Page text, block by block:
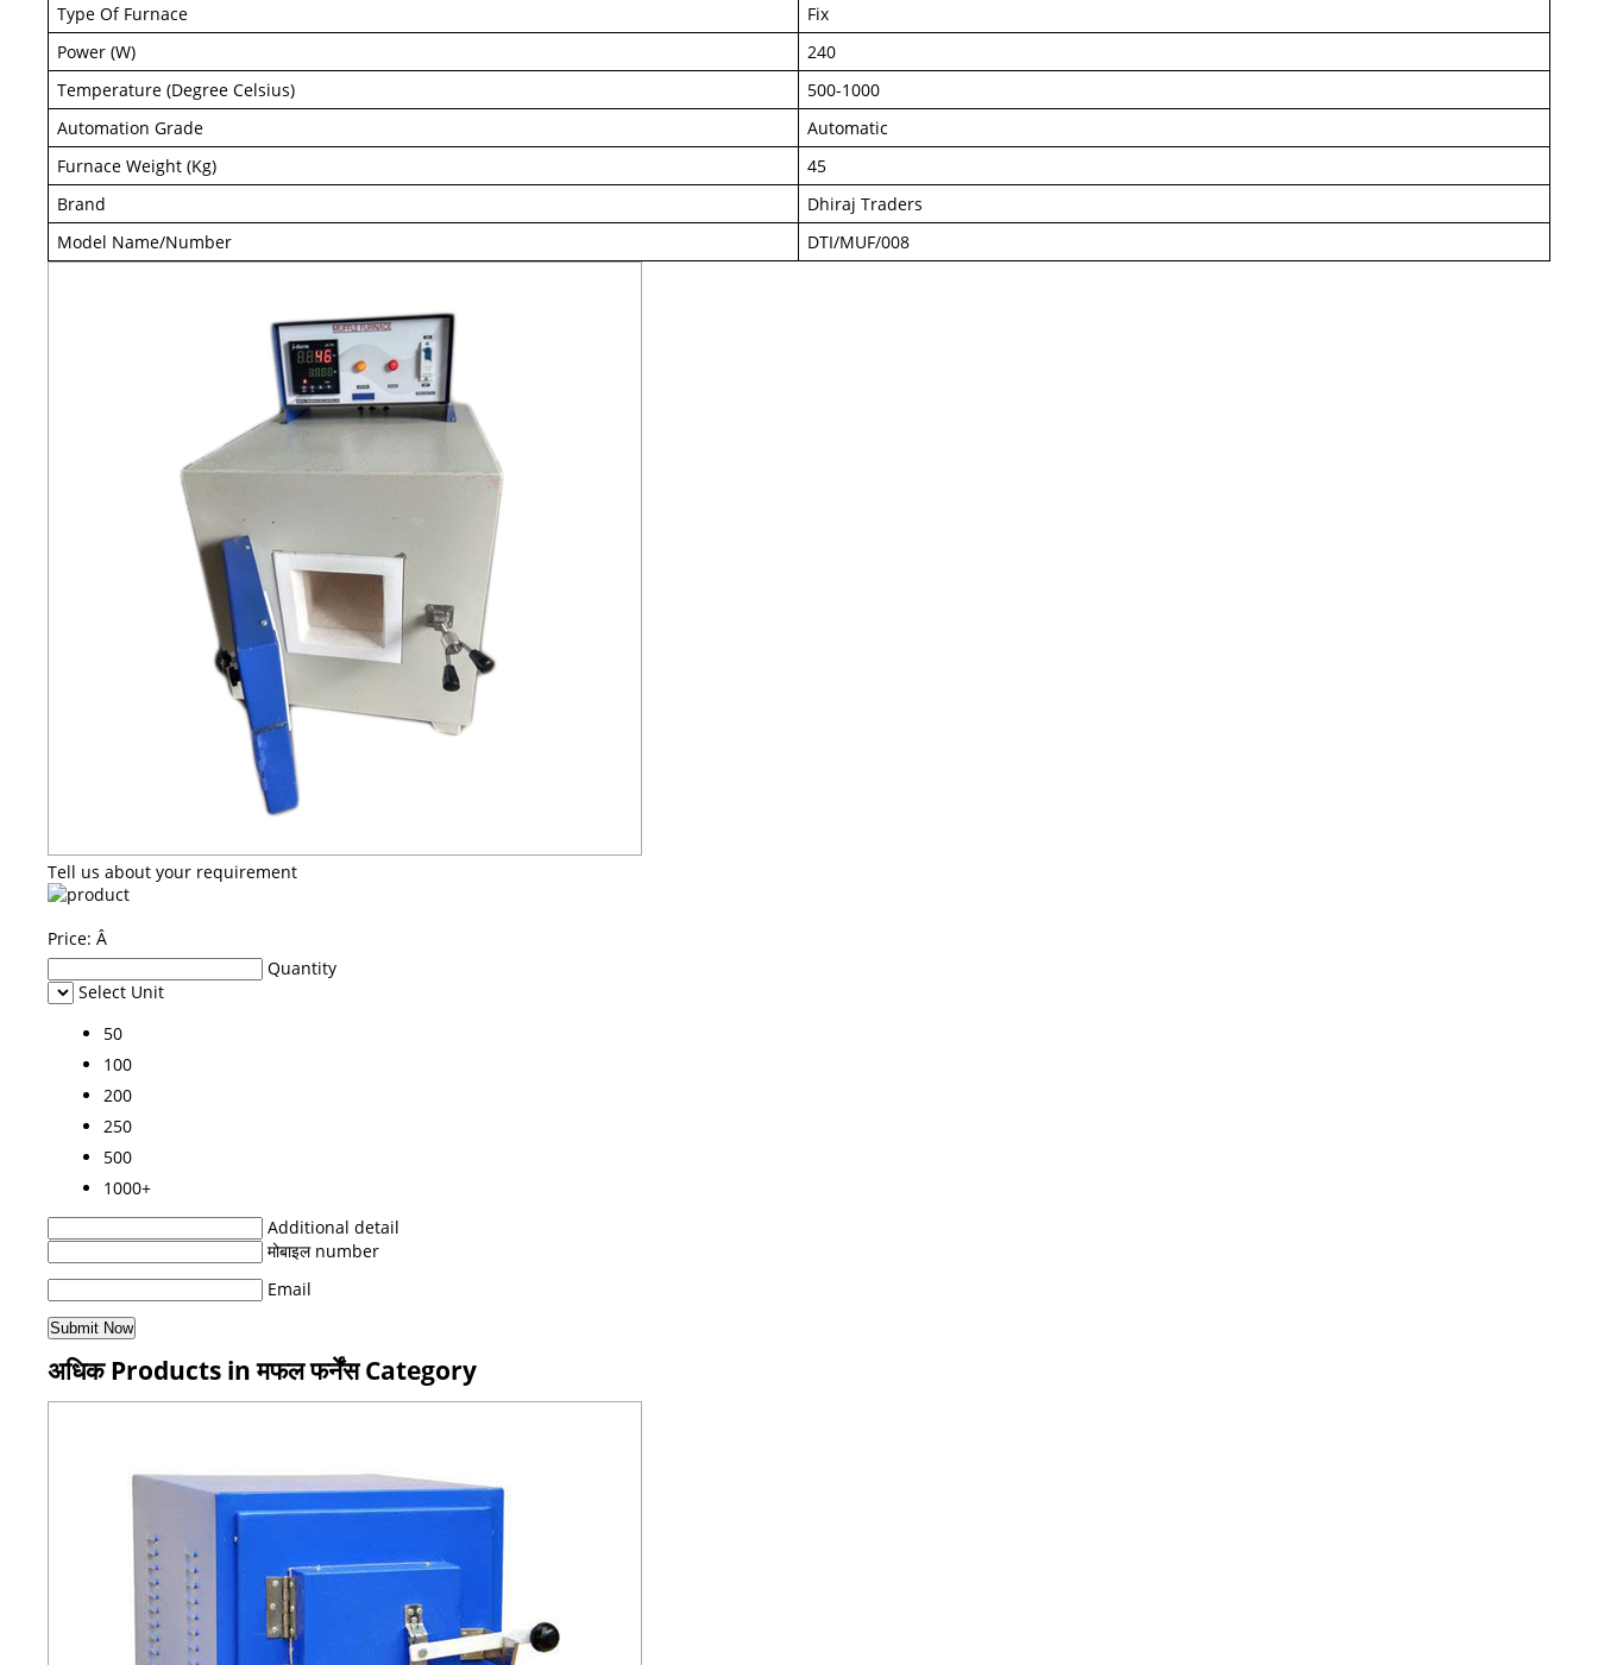
Type Of Furnace
Fix
Power (W)
240
Temperature (Degree Celsius)
500-1000
Automation Grade
Automatic
Furnace Weight (Kg)
45
Brand
Dhiraj Traders
Model Name/Number
DTI/MUF/008
Tell us about your requirement
Price: Â
Quantity
Select Unit
50
100
200
250
500
1000+
Additional detail
मोबाइल number
Email
अधिक Products in मफल फर्नेंस Category